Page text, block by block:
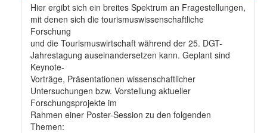
Hier ergibt sich ein breites Spektrum an Fragestellungen,
mit denen sich die tourismuswissenschaftliche
Forschung
und die Tourismuswirtschaft während der 25. DGT-
Jahrestagung auseinandersetzen kann. Geplant sind
Keynote-
Vorträge, Präsentationen wissenschaftlicher
Untersuchungen bzw. Vorstellung aktueller
Forschungsprojekte im
Rahmen einer Poster-Session zu den folgenden
Themen: